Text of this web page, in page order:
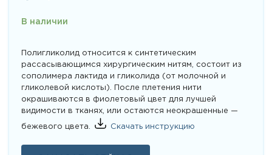
В наличии
Полигликолид относится к синтетическим
рассасывающимся хирургическим нитям, состоит из
сополимера лактида и гликолида (от молочной и
гликолевой кислоты). После плетения нити
окрашиваются в фиолетовый цвет для лучшей
видимости в тканях, или остаются неокрашенные —
бежевого цвета. Скачать инструкцию